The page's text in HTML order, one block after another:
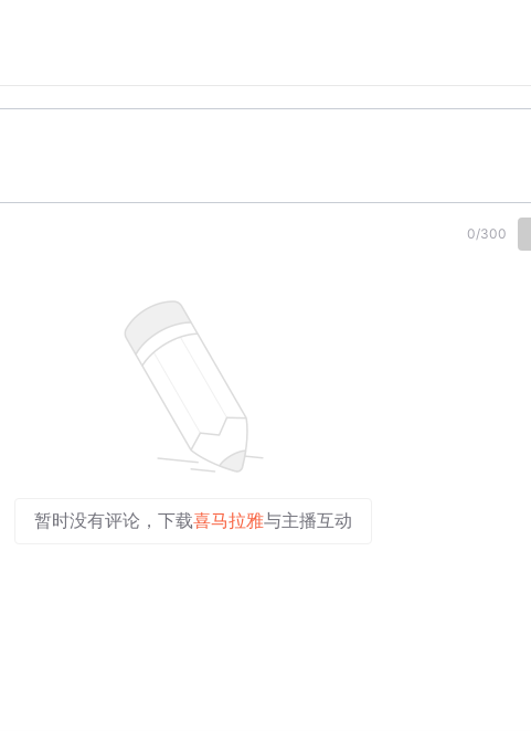
0/300
暂时没有评论，下载喜马拉雅与主播互动